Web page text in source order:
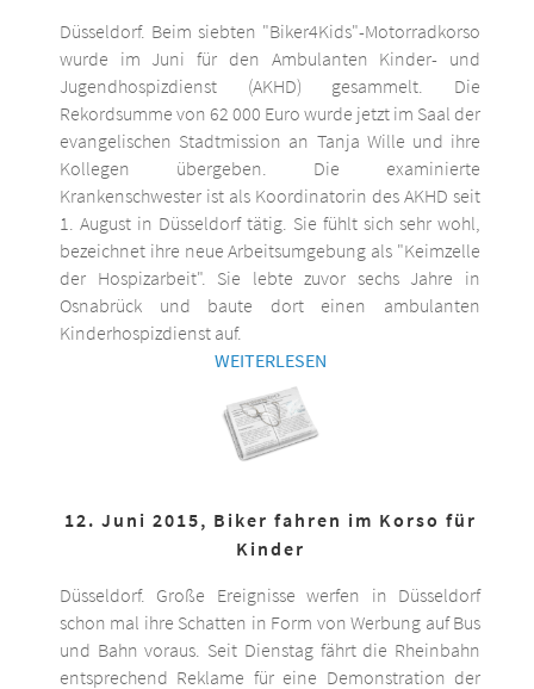
Düsseldorf. Beim siebten "Biker4Kids"-Motorradkorso
wurde im Juni für den Ambulanten Kinder- und
Jugendhospizdienst (AKHD) gesammelt. Die
Rekordsumme von 62 000 Euro wurde jetzt im Saal der
evangelischen Stadtmission an Tanja Wille und ihre
Kollegen übergeben. Die examinierte
Krankenschwester ist als Koordinatorin des AKHD seit
1. August in Düsseldorf tätig. Sie fühlt sich sehr wohl,
bezeichnet ihre neue Arbeitsumgebung als "Keimzelle
der Hospizarbeit". Sie lebte zuvor sechs Jahre in
Osnabrück und baute dort einen ambulanten
Kinderhospizdienst auf.
WEITERLESEN
12. Juni 2015, Biker fahren im Korso für
Kinder
Düsseldorf. Große Ereignisse werfen in Düsseldorf
schon mal ihre Schatten in Form von Werbung auf Bus
und Bahn voraus. Seit Dienstag fährt die Rheinbahn
entsprechend Reklame für eine Demonstration der